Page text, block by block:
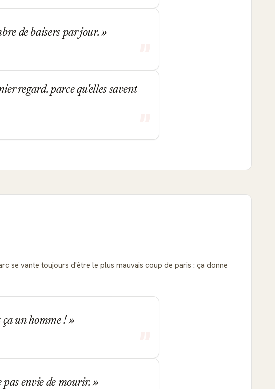
de baisers par jour.
regard. parce qu'elles savent
se vante toujours d'être le plus mauvais coup de paris : ça donne
ça un homme !
pas envie de mourir.